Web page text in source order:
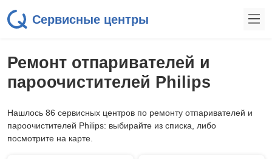
Сервисные центры
Ремонт отпаривателей и
пароочистителей Philips
Нашлось 86 сервисных центров по ремонту отпаривателей и
пароочистителей Philips: выбирайте из списка, либо
посмотрите на карте.